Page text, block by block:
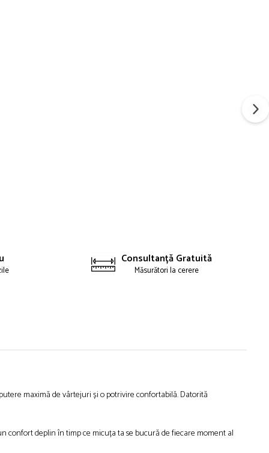
Consultanță Gratuită
Măsurători la cerere
maximă de vârtejuri și o potrivire confortabilă. Datorită
confort deplin în timp ce micuța ta se bucură de fiecare moment al